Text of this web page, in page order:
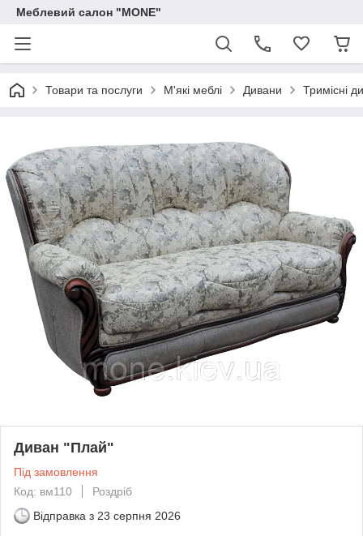
Меблевий салон "MONE"
Товари та послуги М'які меблі Дивани Тримісні
Диван "Плай"
Під замовлення
Код: вм110
Роздріб
Відправка з 23 серпня 2026